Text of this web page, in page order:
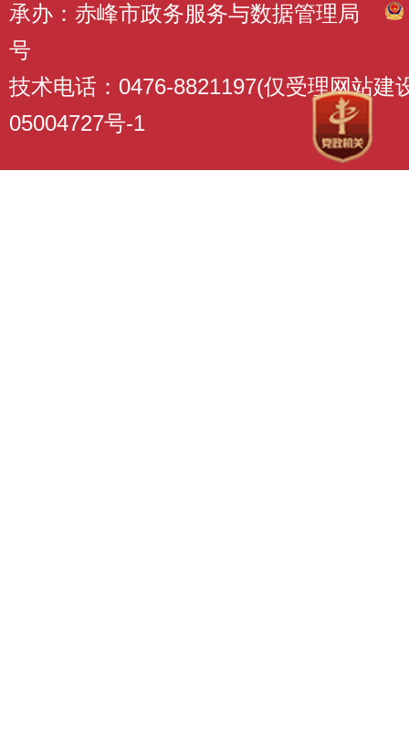
承办：赤峰市政务服务与数据管理局
号
技术电话：0476-8821197(仅受理网站建
05004727号-1